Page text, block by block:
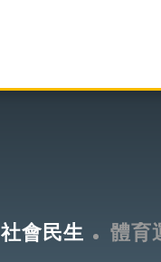
社會民生 體育